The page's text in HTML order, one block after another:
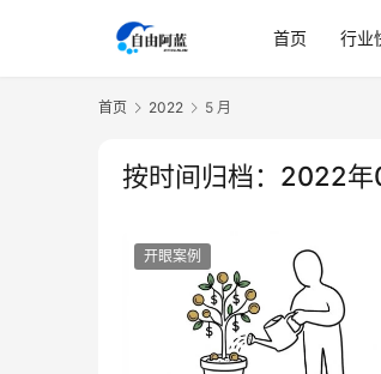
首页 行业
首页 2022 5 月
按时间归档：2022年
开眼案例